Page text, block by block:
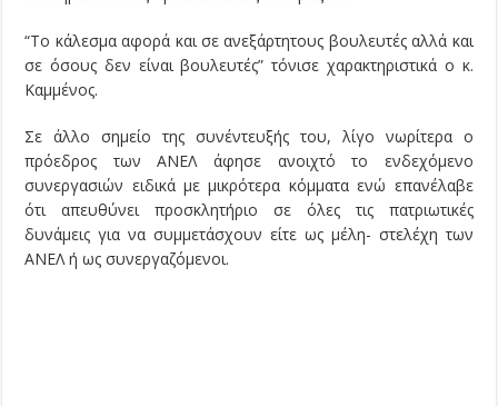
“Το κάλεσμα αφορά και σε ανεξάρτητους βουλευτές αλλά και
σε όσους δεν είναι βουλευτές” τόνισε χαρακτηριστικά ο κ.
Καμμένος.
Σε άλλο σημείο της συνέντευξής του, λίγο νωρίτερα ο
πρόεδρος των ΑΝΕΛ άφησε ανοιχτό το ενδεχόμενο
συνεργασιών ειδικά με μικρότερα κόμματα ενώ επανέλαβε
ότι απευθύνει προσκλητήριο σε όλες τις πατριωτικές
δυνάμεις για να συμμετάσχουν είτε ως μέλη- στελέχη των
ΑΝΕΛ ή ως συνεργαζόμενοι.